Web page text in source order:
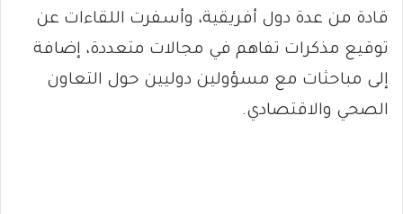
قادة من عدة دول أفريقية، وأسفرت اللقاءات عن
توقيع مذكرات تفاهم في مجالات متعددة، إضافة
إلى مباحثات مع مسؤولين دوليين حول التعاون
الصحي والاقتصادي.